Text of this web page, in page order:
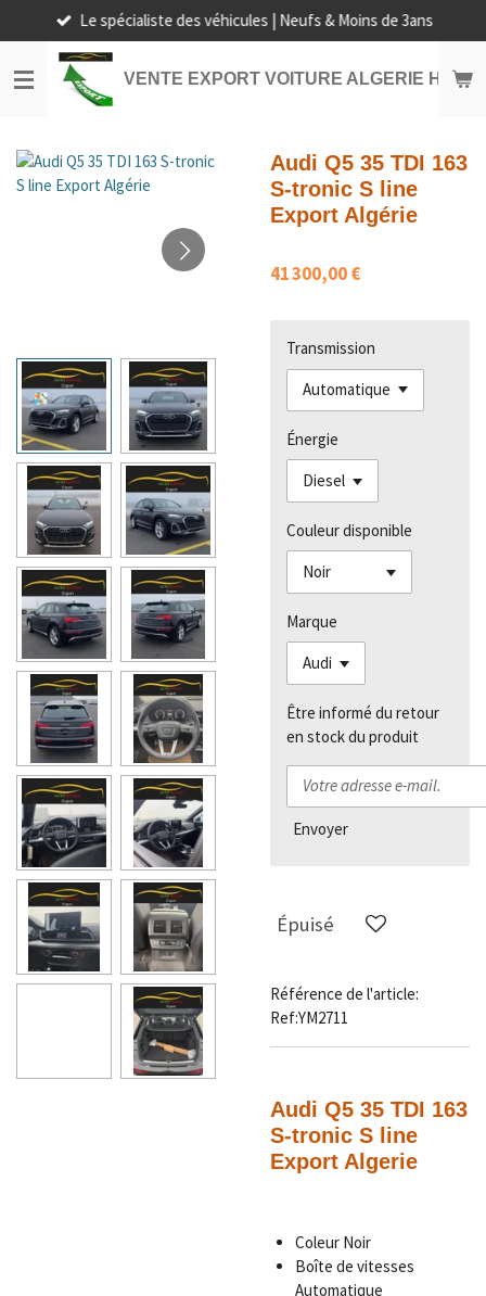
Passer
au
contenu
principal
VENTE EXPORT VOITURE ALGERIE HORS
Le spécialiste des véhicules | Neufs & Moins de 3ans
Audi Q5 35 TDI 163
S-tronic S line
Export Algérie
41 300,00 €
Transmission
Énergie
Couleur disponible
Marque
Être informé du retour
en stock du produit
Envoyer
Épuisé
Référence de l'article:
Ref:YM2711
Audi Q5 35 TDI 163
S-tronic S line
Export Algerie
Coleur Noir
Boîte de vitesses
Automatique